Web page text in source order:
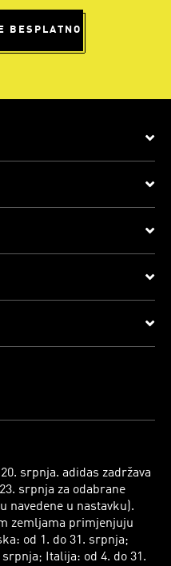
BESPLATNO
srpnja. adidas zadržava
srpnja za odabrane
navedene u nastavku).
zemljama primjenjuju
od 1. do 31. srpnja;
Italija: od 4. do 31.